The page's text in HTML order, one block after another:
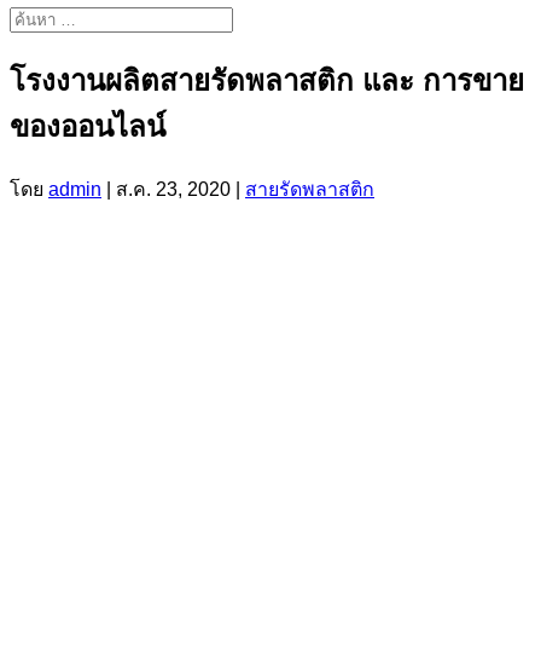
โรงงานผลิตสายรัดพลาสติก และ การขาย
ของออนไลน์
โดย admin ส.ค. 23, 2020 สายรัดพลาสติก